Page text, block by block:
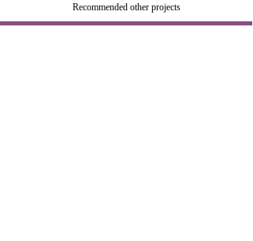
Recommended other projects